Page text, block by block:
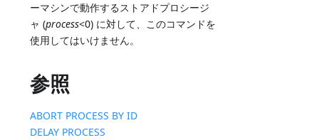
ーマシンで動作するストアドプロシージ
ャ (process<0) に対して、このコマンドを
使用してはいけません。
参照
ABORT PROCESS BY ID
DELAY PROCESS